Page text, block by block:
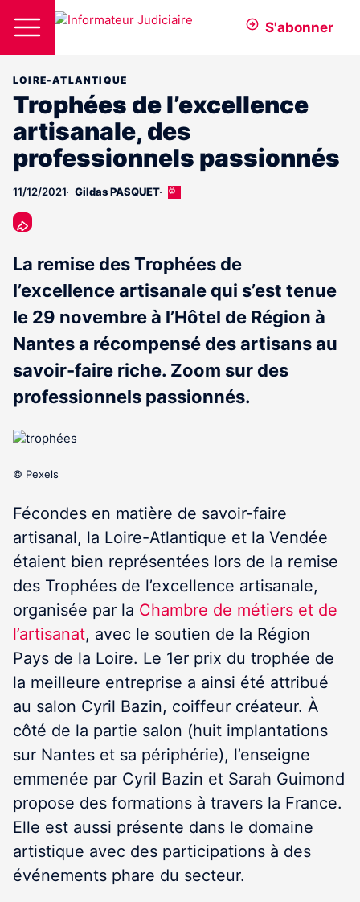
S'abonner
LOIRE-ATLANTIQUE
Trophées de l’excellence
artisanale, des
professionnels passionnés
11/12/2021 Gildas PASQUET
Cet
abonnés
La remise des Trophées de
l’excellence artisanale qui s’est tenue
le 29 novembre à l’Hôtel de Région à
Nantes a récompensé des artisans au
savoir-faire riche. Zoom sur des
professionnels passionnés.
© Pexels
Fécondes en matière de savoir-faire
artisanal, la Loire-Atlantique et la Vendée
étaient bien représentées lors de la remise
des Trophées de l’excellence artisanale,
organisée par la Chambre de métiers et de
l’artisanat, avec le soutien de la Région
Pays de la Loire. Le 1er prix du trophée de
la meilleure entreprise a ainsi été attribué
au salon Cyril Bazin, coiffeur créateur. À
côté de la partie salon (huit implantations
sur Nantes et sa périphérie), l’enseigne
emmenée par Cyril Bazin et Sarah Guimond
propose des formations à travers la France.
Elle est aussi présente dans le domaine
artistique avec des participations à des
événements phare du secteur.